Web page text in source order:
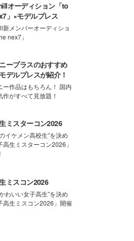
オーディション「to
」×モデルプレス
新メンバーオーディショ
nex7」
ープラスのおすすめ
デルプレスが紹介！
ー作品はもちろん！ 国内
作がすべて見放題！
ミスターコン2026
イケメン高校生”を決め
高生ミスターコン2026」
ミスコン2026
わいい女子高生”を決め
高生ミスコン2026」開催